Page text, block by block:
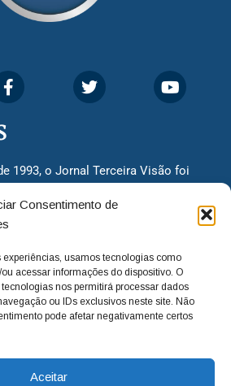
Consentimento de
experiências, usamos tecnologias como
acessar informações do dispositivo. O
nos permitirá processar dados
ou IDs exclusivos neste site. Não
pode afetar negativamente certos
Aceitar
1993, o Jornal Terceira Visão foi
já que naquela época só existiam
de 30 anos, o jornal continua
melhores notícias. Nunca
do cidadão, sempre
públicos em busca de melhorias
cobrando resoluções para casos